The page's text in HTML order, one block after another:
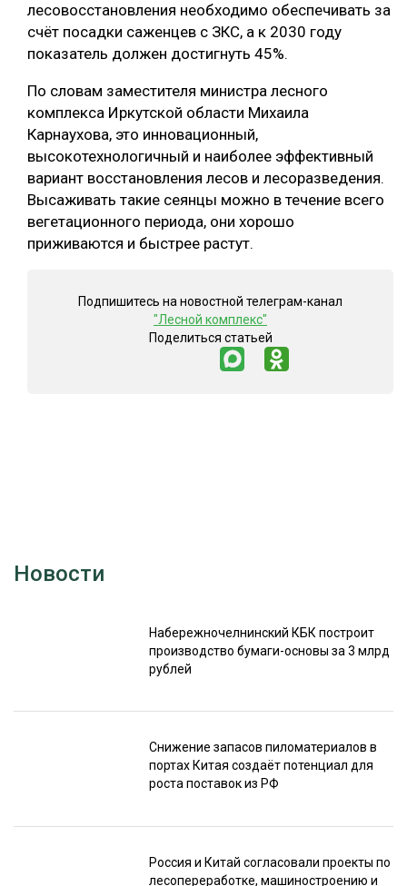
лесовосстановления необходимо обеспечивать за
счёт посадки саженцев с ЗКС, а к 2030 году
показатель должен достигнуть 45%.
По словам заместителя министра лесного
комплекса Иркутской области Михаила
Карнаухова, это инновационный,
высокотехнологичный и наиболее эффективный
вариант восстановления лесов и лесоразведения.
Высаживать такие сеянцы можно в течение всего
вегетационного периода, они хорошо
приживаются и быстрее растут.
Подпишитесь на новостной телеграм-канал
"Лесной комплекс"
Поделиться статьей
Новости
Набережночелнинский КБК построит
производство бумаги-основы за 3 млрд
рублей
Снижение запасов пиломатериалов в
портах Китая создаёт потенциал для
роста поставок из РФ
Россия и Китай согласовали проекты по
лесопереработке, машиностроению и